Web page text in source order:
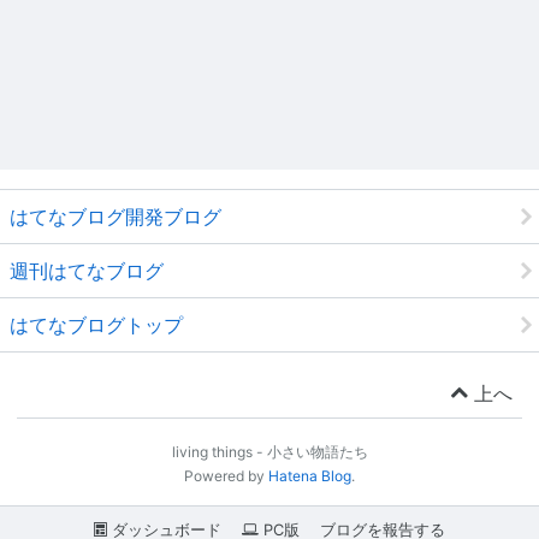
はてなブログ開発ブログ
週刊はてなブログ
はてなブログトップ
上へ
living things - 小さい物語たち
Powered by Hatena Blog.
ダッシュボード PC版 ブログを報告する